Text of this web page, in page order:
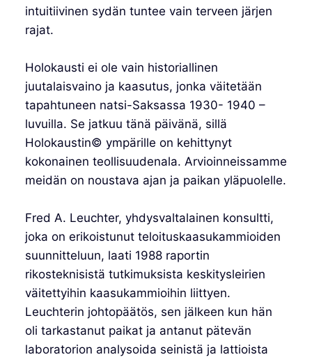
intuitiivinen sydän tuntee vain terveen järjen
rajat.
Holokausti ei ole vain historiallinen
juutalaisvaino ja kaasutus, jonka väitetään
tapahtuneen natsi-Saksassa 1930- 1940 –
luvuilla. Se jatkuu tänä päivänä, sillä
Holokaustin© ympärille on kehittynyt
kokonainen teollisuudenala. Arvioinneissamme
meidän on noustava ajan ja paikan yläpuolelle.
Fred A. Leuchter, yhdysvaltalainen konsultti,
joka on erikoistunut teloituskaasukammioiden
suunnitteluun, laati 1988 raportin
rikosteknisistä tutkimuksista keskitysleirien
väitettyihin kaasukammioihin liittyen.
Leuchterin johtopäätös, sen jälkeen kun hän
oli tarkastanut paikat ja antanut pätevän
laboratorion analysoida seinistä ja lattioista